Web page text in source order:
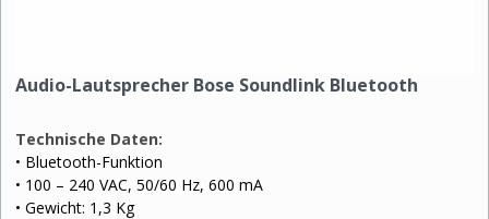
Audio-Lautsprecher Bose Soundlink Bluetooth
Technische Daten:
• Bluetooth-Funktion
• 100 – 240 VAC, 50/60 Hz, 600 mA
• Gewicht: 1,3 Kg